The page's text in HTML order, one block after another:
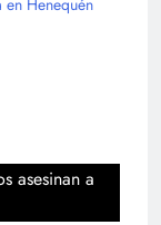
asesinan a